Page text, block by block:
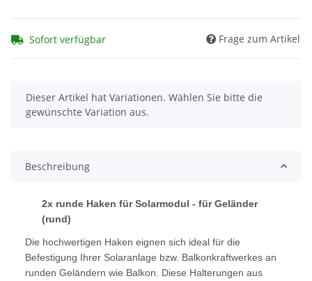
Sofort verfügbar Frage zum Artikel
x
Dieser Artikel hat Variationen. Wählen Sie bitte die
gewünschte Variation aus.
Beschreibung
2x runde Haken für Solarmodul - für Geländer
(rund)
Die hochwertigen Haken eignen sich ideal für die
Befestigung Ihrer Solaranlage bzw. Balkonkraftwerkes an
runden Geländern wie Balkon. Diese Halterungen aus